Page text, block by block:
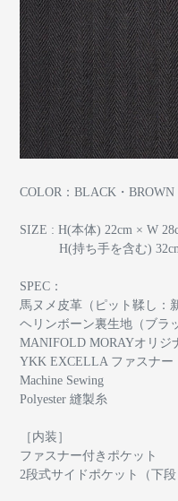
COLOR：BLACK・BROWN
SIZE : H(本体) 22cm × W
H(持ち手を含む)
SPEC：
馬ヌメ皮革（ピット鞣し：
ヘリンボーン裏生地（ブラ
MANIFOLD MORAYオリジ
YKK EXCELLA ファスナー
Machine Sewing
Polyester 縫製糸
［内装］
ファスナー付きポケット
2段式サイドポケット（下段